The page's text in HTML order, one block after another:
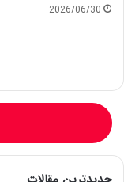
2026/06/30